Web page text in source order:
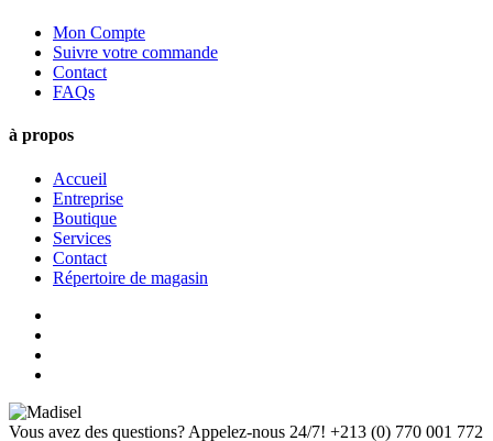
Mon Compte
Suivre votre commande
Contact
FAQs
à propos
Accueil
Entreprise
Boutique
Services
Contact
Répertoire de magasin
Vous avez des questions? Appelez-nous 24/7! +213 (0) 770 001 772